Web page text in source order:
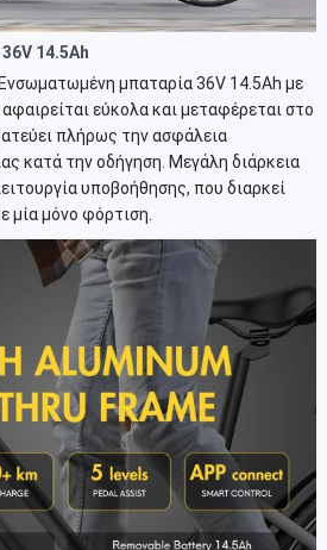
14.5Ah
μπαταρία 36V 14.5Ah με
εύκολα και μεταφέρεται στο
πλήρως την ασφάλεια
κατά την οδήγηση. Μεγάλη διάρκεια
υποβοήθησης, που διαρκεί
μία μόνο φόρτιση.